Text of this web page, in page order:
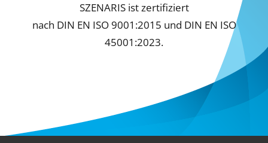
SZENARIS ist zertifiziert
nach DIN EN ISO 9001:2015 und DIN EN ISO
45001:2023.